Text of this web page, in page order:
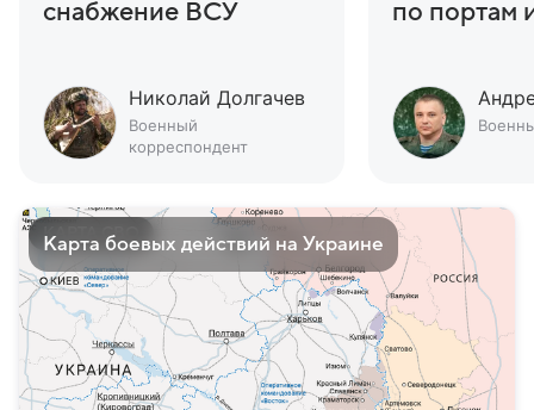
снабжение ВСУ
Николай Долгачев
Военный
корреспондент
по портам
КАРТА СВО
Карта боевых действий на Украине